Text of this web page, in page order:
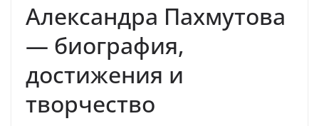
Александра Пахмутова
— биография,
достижения и
творчество